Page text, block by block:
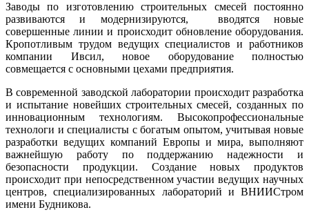
Заводы по изготовлению строительных смесей постоянно
развиваются и модернизируются, вводятся новые
совершенные линии и происходит обновление оборудования.
Кропотливым трудом ведущих специалистов и работников
компании Ивсил, новое оборудование полностью
совмещается с основными цехами предприятия.
В современной заводской лаборатории происходит разработка
и испытание новейших строительных смесей, созданных по
инновационным технологиям. Высокопрофессиональные
технологи и специалисты с богатым опытом, учитывая новые
разработки ведущих компаний Европы и мира, выполняют
важнейшую работу по поддержанию надежности и
безопасности продукции. Создание новых продуктов
происходит при непосредственном участии ведущих научных
центров, специализированных лабораторий и ВНИИСтром
имени Будникова.